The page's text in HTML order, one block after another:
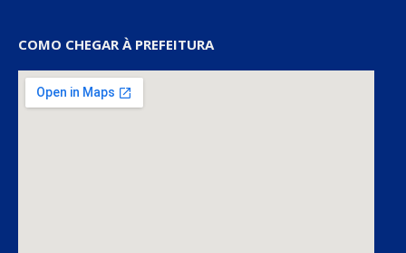
COMO CHEGAR À PREFEITURA